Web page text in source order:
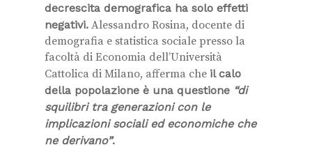
decrescita demografica ha solo effetti
negativi. Alessandro Rosina, docente di
demografia e statistica sociale presso la
facoltà di Economia dell’Università
Cattolica di Milano, afferma che il calo
della popolazione è una questione “di
squilibri tra generazioni con le
implicazioni sociali ed economiche che
ne derivano”.